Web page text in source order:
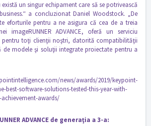
un singur echipament care să se potrivească
a concluzionat Daniel Woodstock. „De
eforturile pentru a ne asigura că cea de a treia
imageRUNNER ADVANCE, oferă un serviciu
pentru toţi clienţii noştri, datorită compatibilităţii
modele şi soluţii integrate proiectate pentru a
news/awards/2019/keypoint-
best-software-solutions-tested-this-year-with-
awards/
ADVANCE de generaţia a 3-a: